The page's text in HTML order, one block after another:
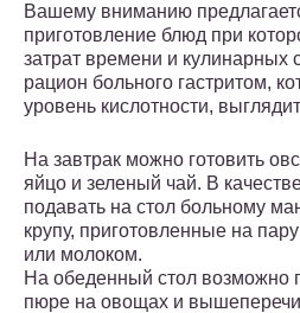
Вашему вниманию
приготовление блюд при
затрат времени и кулинарных
рацион больного гастритом,
уровень кислотности,
На завтрак можно готовить
яйцо и зеленый чай. В
подавать на стол больному
крупу, приготовленные на пару
или молоком.
На обеденный стол возможно
пюре на овощах и